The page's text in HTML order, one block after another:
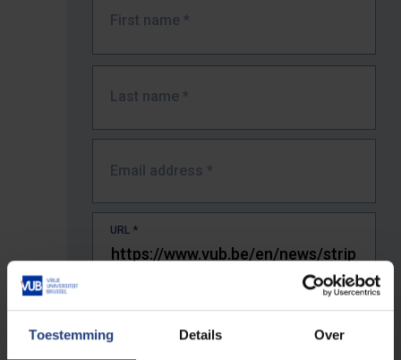
Toestemming Details Over
First name *
Last name *
Email address *
URL *
The full URL of the page where you encountered the error.